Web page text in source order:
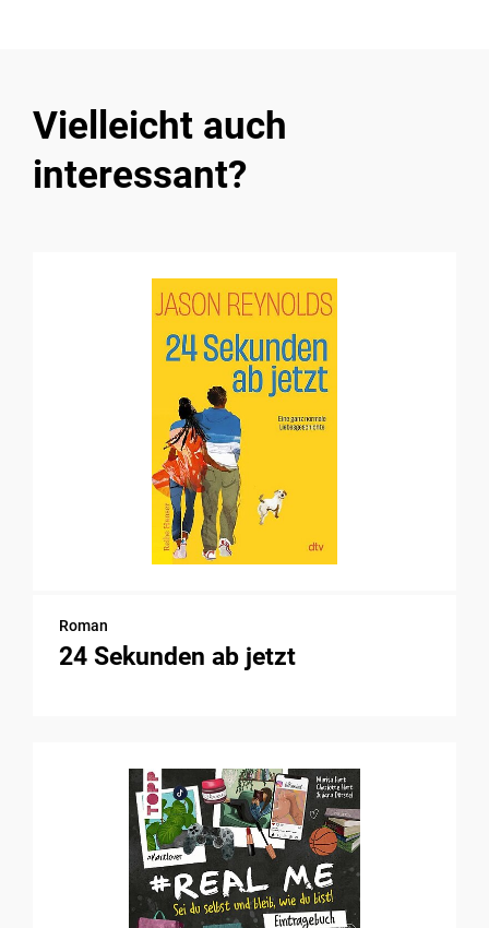
Vielleicht auch
interessant?
Roman
24 Sekunden ab jetzt